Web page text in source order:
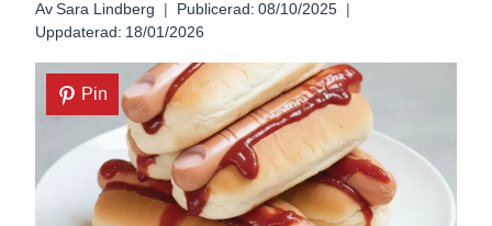
Av Sara Lindberg Publicerad: 08/10/2025
Uppdaterad: 18/01/2026
Pin